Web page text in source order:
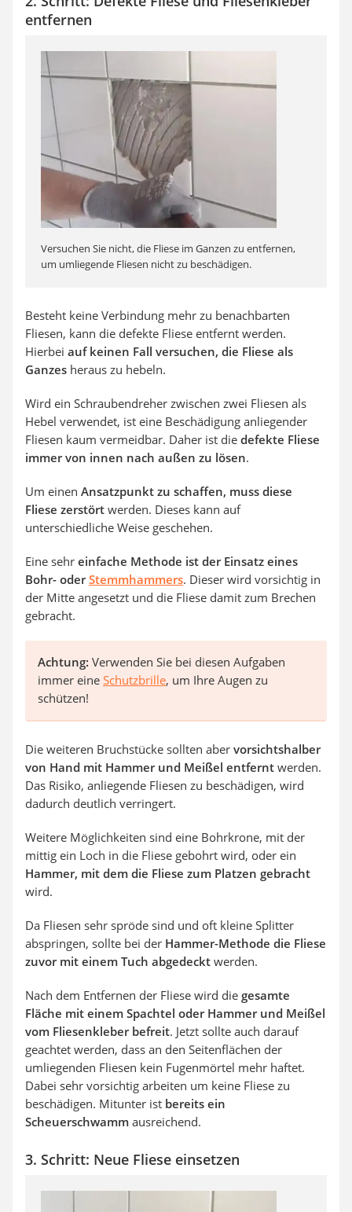
entfernen
Versuchen Sie nicht, die Fliese im Ganzen zu entfernen,
um umliegende Fliesen nicht zu beschädigen.
Besteht keine Verbindung mehr zu benachbarten
Fliesen, kann die defekte Fliese entfernt werden.
Hierbei auf keinen Fall versuchen, die Fliese als
Ganzes heraus zu hebeln.
Wird ein Schraubendreher zwischen zwei Fliesen als
Hebel verwendet, ist eine Beschädigung anliegender
Fliesen kaum vermeidbar. Daher ist die defekte Fliese
immer von innen nach außen zu lösen.
Um einen Ansatzpunkt zu schaffen, muss diese
Fliese zerstört werden. Dieses kann auf
unterschiedliche Weise geschehen.
Eine sehr einfache Methode ist der Einsatz eines
Bohr- oderStemmhammers. Dieser wird vorsichtig in
der Mitte angesetzt und die Fliese damit zum Brechen
gebracht.
Achtung: Verwenden Sie bei diesen Aufgaben
immer eine Schutzbrille, um Ihre Augen zu
schützen!
Die weiteren Bruchstücke sollten aber vorsichtshalber
von Hand mit Hammer und Meißel entfernt werden.
Das Risiko, anliegende Fliesen zu beschädigen, wird
dadurch deutlich verringert.
Weitere Möglichkeiten sind eine Bohrkrone, mit der
mittig ein Loch in die Fliese gebohrt wird, oder ein
Hammer, mit dem die Fliese zum Platzen gebracht
wird.
Da Fliesen sehr spröde sind und oft kleine Splitter
abspringen, sollte bei der Hammer-Methode die Fliese
zuvor mit einem Tuch abgedeckt werden.
Nach dem Entfernen der Fliese wird die gesamte
Fläche mit einem Spachtel oder Hammer und Meißel
vom Fliesenkleber befreit. Jetzt sollte auch darauf
geachtet werden, dass an den Seitenflächen der
umliegenden Fliesen kein Fugenmörtel mehr haftet.
Dabei sehr vorsichtig arbeiten um keine Fliese zu
beschädigen. Mitunter ist bereits ein
Scheuerschwamm ausreichend.
3. Schritt: Neue Fliese einsetzen